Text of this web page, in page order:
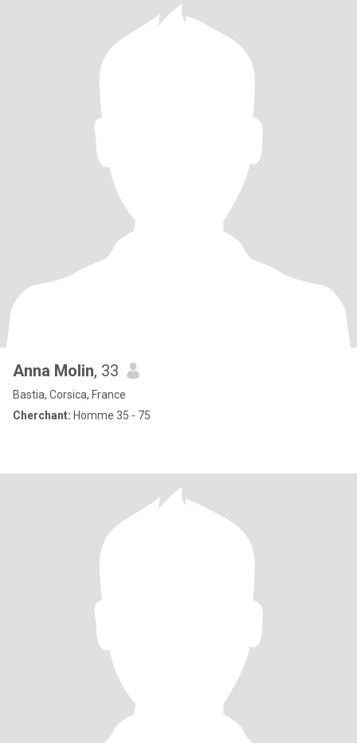
Anna Molin, 33
Bastia, Corsica, France
Cherchant: Homme 35 - 75